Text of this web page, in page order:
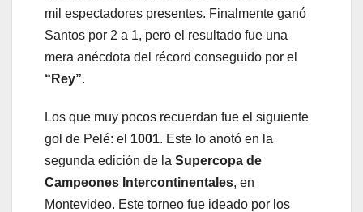
mil espectadores presentes. Finalmente ganó
Santos por 2 a 1, pero el resultado fue una
mera anécdota del récord conseguido por el
“Rey”.
Los que muy pocos recuerdan fue el siguiente
gol de Pelé: el 1001. Este lo anotó en la
segunda edición de la Supercopa de
Campeones Intercontinentales, en
Montevideo. Este torneo fue ideado por los